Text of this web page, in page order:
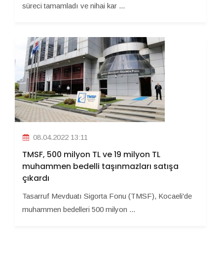
süreci tamamladı ve nihai kar ...
08.04.2022 13:11
TMSF, 500 milyon TL ve 19 milyon TL
muhammen bedelli taşınmazları satışa
çıkardı
Tasarruf Mevduatı Sigorta Fonu (TMSF), Kocaeli'de
muhammen bedelleri 500 milyon ...